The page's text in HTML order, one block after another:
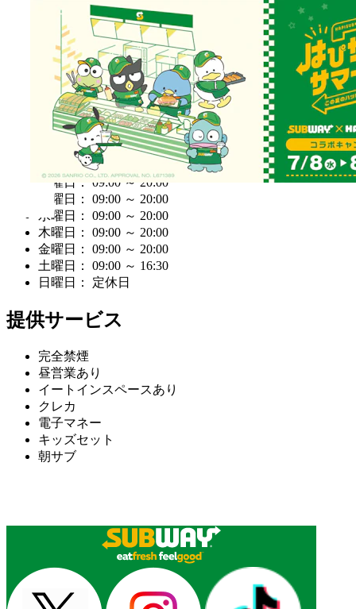
キャンパス(学生ラウンジ内)
電話番号
0466-48-2031
営業時間
月曜日： 09:00 ～ 20:00
火曜日： 09:00 ～ 20:00
水曜日： 09:00 ～ 20:00
木曜日： 09:00 ～ 20:00
金曜日： 09:00 ～ 20:00
土曜日： 09:00 ～ 16:30
日曜日： 定休日
提供サービス
完全禁煙
昼営業あり
イートインスペースあり
クレカ
電子マネー
キッズセット
朝サブ